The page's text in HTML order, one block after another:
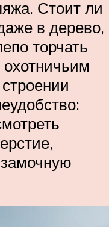
Стоит ли
в дерево,
торчать
охотничьим